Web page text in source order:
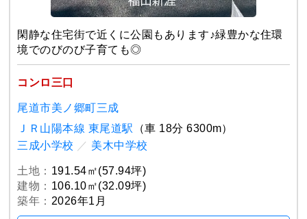
閑静な住宅街で近くに公園もあります♪緑豊かな住環
境でのびのび子育ても◎
コンロ三口
尾道市美ノ郷町三成
ＪＲ山陽本線 東尾道駅
（車 18分 6300m）
三成小学校 ／ 美木中学校
土地： 191.54㎡(57.94坪)
建物： 106.10㎡(32.09坪)
築年： 2026年1月